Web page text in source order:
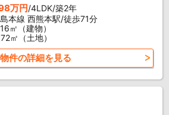
万円/4LDK/築2年
本線 西熊本駅/徒歩71分
㎡（建物）
㎡（土地）
物件の詳細を見る